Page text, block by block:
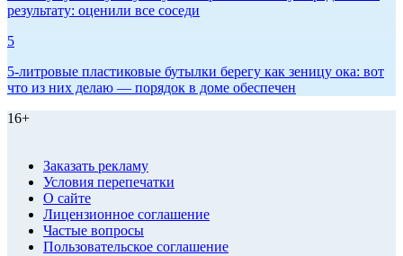
результату: оценили все соседи
5
5-литровые пластиковые бутылки берегу как зеницу ока: вот
что из них делаю — порядок в доме обеспечен
16+
Заказать рекламу
Условия перепечатки
О сайте
Лицензионное соглашение
Частые вопросы
Пользовательское соглашение